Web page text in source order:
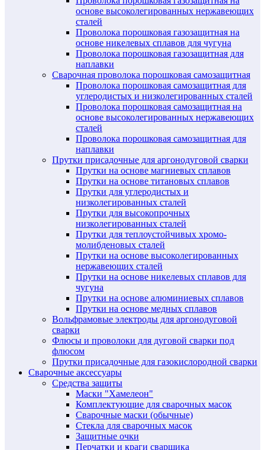
основе высоколегированных нержавеющих
сталей
Проволока порошковая газозащитная на
основе никелевых сплавов для чугуна
Проволока порошковая газозащитная для
наплавки
Сварочная проволока порошковая самозащитная
Проволока порошковая самозащитная для
углеродистых и низколегированных сталей
Проволока порошковая самозащитная на
основе высоколегированных нержавеющих
сталей
Проволока порошковая самозащитная для
наплавки
Прутки присадочные для аргонодуговой сварки
Прутки на основе магниевых сплавов
Прутки на основе титановых сплавов
Прутки для углеродистых и
низколегированных сталей
Прутки для высокопрочных
низколегированных сталей
Прутки для теплоустойчивых хромо-
молибденовых сталей
Прутки на основе высоколегированных
нержавеющих сталей
Прутки на основе никелевых сплавов для
чугуна
Прутки на основе алюминиевых сплавов
Прутки на основе медных сплавов
Вольфрамовые электроды для аргонодуговой
сварки
Флюсы и проволоки для дуговой сварки под
флюсом
Прутки присадочные для газокислородной сварки
Сварочные аксессуары
Средства защиты
Маски "Хамелеон"
Комплектующие для сварочных масок
Сварочные маски (обычные)
Стекла для сварочных масок
Защитные очки
Перчатки и краги сварщика